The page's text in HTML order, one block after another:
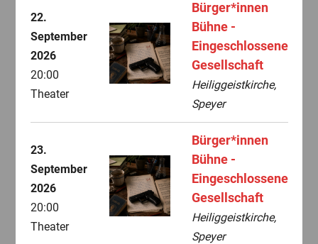
22.
September
2026
20:00
Theater
Bürger*innen
Bühne -
Eingeschlossene
Gesellschaft
Heiliggeistkirche,
Speyer
23.
September
2026
20:00
Theater
Bürger*innen
Bühne -
Eingeschlossene
Gesellschaft
Heiliggeistkirche,
Speyer